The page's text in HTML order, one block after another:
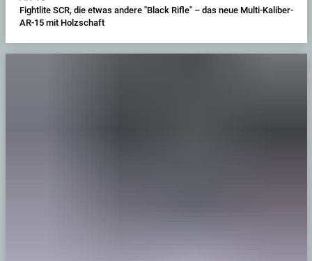
Fightlite SCR, die etwas andere "Black Rifle" – das neue Multi-Kaliber-
AR-15 mit Holzschaft